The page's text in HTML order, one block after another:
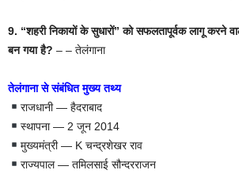
9. “शहरी निकायों के सुधारों” को सफलतापूर्वक लागू करने
बन गया है? – – तेलंगाना
तेलंगाना से संबंधित मुख्य तथ्य
राजधानी — हैदराबाद
स्थापना — 2 जून 2014
मुख्यमंत्री — K चन्द्रशेखर राव
राज्यपाल — तमिलसाई सौन्दरराजन